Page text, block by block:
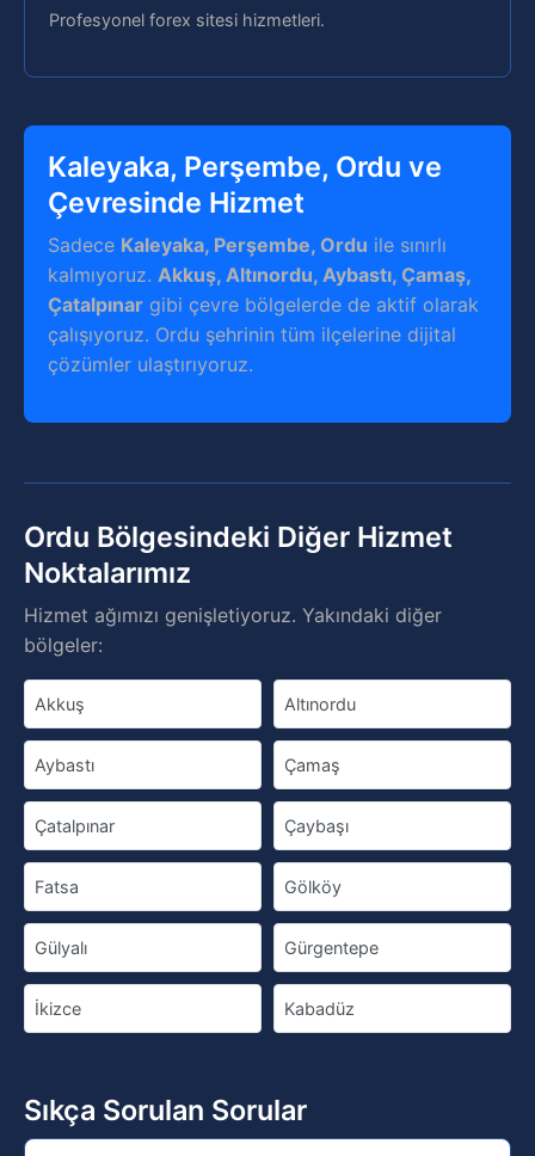
Profesyonel forex sitesi hizmetleri.
Kaleyaka, Perşembe, Ordu ve
Çevresinde Hizmet
Sadece Kaleyaka, Perşembe, Ordu ile sınırlı
kalmıyoruz. Akkuş, Altınordu, Aybastı, Çamaş,
Çatalpınar gibi çevre bölgelerde de aktif olarak
çalışıyoruz. Ordu şehrinin tüm ilçelerine dijital
çözümler ulaştırıyoruz.
Ordu Bölgesindeki Diğer Hizmet
Noktalarımız
Hizmet ağımızı genişletiyoruz. Yakındaki diğer
bölgeler:
Akkuş Altınordu
Aybastı Çamaş
Çatalpınar Çaybaşı
Fatsa Gölköy
Gülyalı Gürgentepe
İkizce Kabadüz
Sıkça Sorulan Sorular